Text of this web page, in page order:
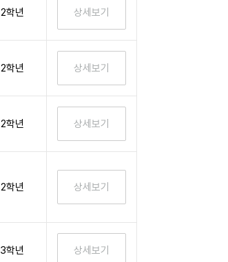
2학년
2학년
2학년
2학년
3학년